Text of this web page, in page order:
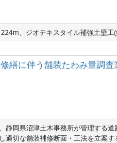
、ジオテキスタイル補強土壁工
繕に伴う舗装たわみ量調査
静岡県沼津土木事務所が管理する
適切な舗装補修断面・工法を立案す